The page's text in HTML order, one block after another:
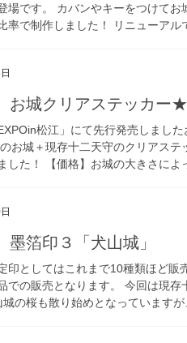
場です。 カバンやキーをつけて
率で制作しました！ リニューア
お城クリアステッカー
松江」にて先行発売しまし
お城＋現存十二天守のクリアス
した！ 【価格】お城の大きさに
墨箔印３「犬山城」
印としてはこれまで10種類ほど販
での販売となります。 今回は現
の桜も散り始めとなっています